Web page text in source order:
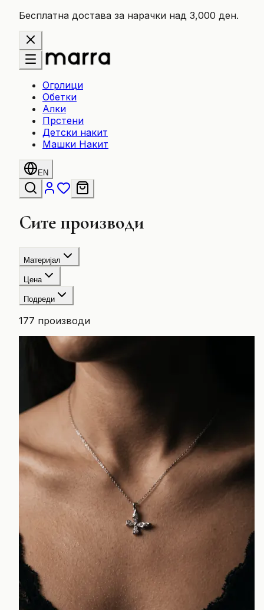
Бесплатна достава за нарачки над 3,000 ден.
Огрлици
Обетки
Алки
Прстени
Детски накит
Машки Накит
EN
Сите производи
Материјал
Цена
Подреди
177 производи